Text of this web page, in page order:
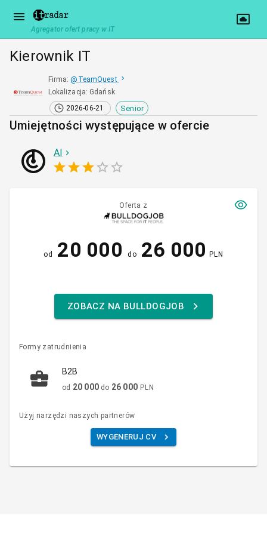
Agregator ofert pracy w IT
Kierownik IT
Firma: @ TeamQuest
Lokalizacja: Gdańsk
2026-06-21
Senior
Umiejętności występujące w ofercie
AI
Oferta z
od 20 000 do 26 000 PLN
ZOBACZ NA BULLDOGJOB
Formy zatrudnienia
B2B
od 20 000 do 26 000 PLN
Użyj narzędzi naszych partnerów
WYGENERUJ CV